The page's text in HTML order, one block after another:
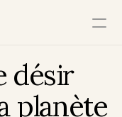
désir
planète